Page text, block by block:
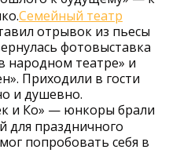
Семейный театр
отрывок из пьесы
фотовыставка
народном театре» и
Приходили в гости
и душевно.
и Ко» — юнкоры брали
для праздничного
попробовать себя в